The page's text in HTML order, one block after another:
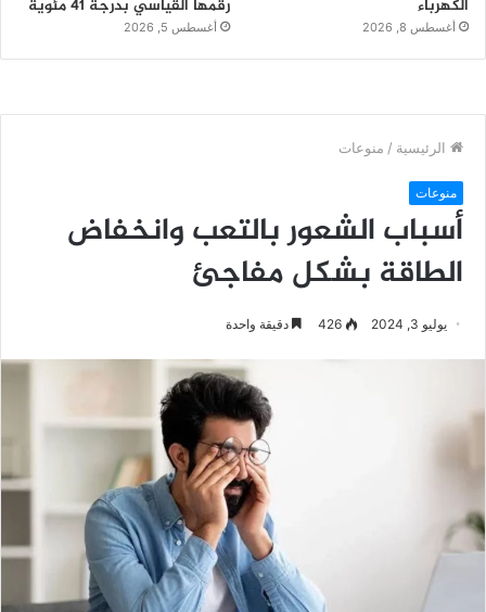
الكهرباء
أغسطس 8, 2026
رقمها القياسي بدرجة 41 مئوية
أغسطس 5, 2026